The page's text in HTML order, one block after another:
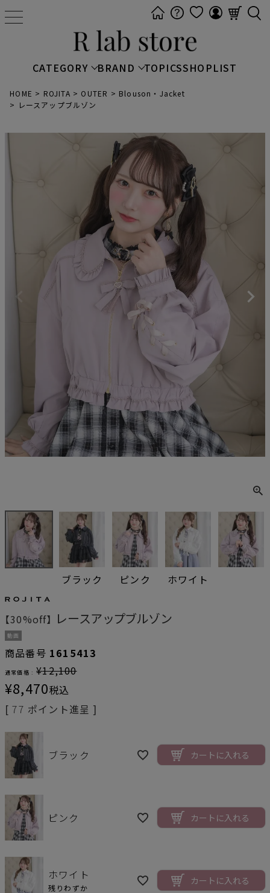
t
e
n
n
CATEGORY BRAND TOPICSSHOPLIST
HOME ROJITA OUTER
Blouson・Jacket
レースアップブルゾン
ブラック ピンク ホワイト
【30%off】 レースアップブルゾン
動画
商品番号 1615413
通常価格 : ¥12,100
¥8,470税込
[ 77 ポイント進呈 ]
ブラック カートに入れる
ピンク カートに入れる
ホワイト
残りわずか
カートに入れる